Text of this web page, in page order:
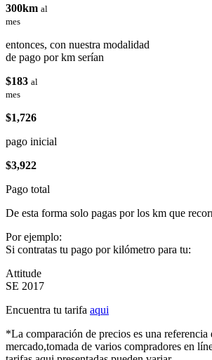
300km al
mes
entonces, con nuestra modalidad
de pago por km serían
$183 al
mes
$1,726
pago inicial
$3,922
Pago total
De esta forma solo pagas por los km que
Por ejemplo:
Si contratas tu pago por kilómetro para tu:
Attitude
SE 2017
Encuentra tu tarifa aqui
*La comparación de precios es una referencia
mercado,tomada de varios compradores en